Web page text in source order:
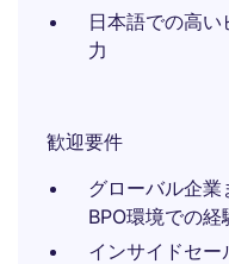
日本語での高
力
歓迎要件
グローバル企業
BPO環境での経
インサイドセ